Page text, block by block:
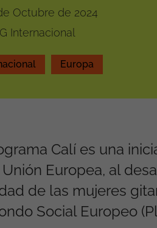
Octubre de 2024
Internacional
Europa
Calí es una
Europea, al
de las mujeres
Social Europeo